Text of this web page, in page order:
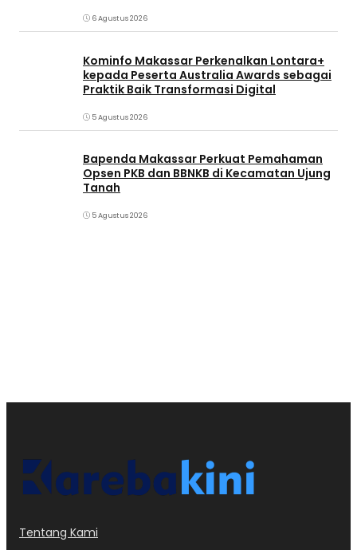
6 Agustus 2026
Kominfo Makassar Perkenalkan Lontara+
kepada Peserta Australia Awards sebagai
Praktik Baik Transformasi Digital
5 Agustus 2026
Bapenda Makassar Perkuat Pemahaman
Opsen PKB dan BBNKB di Kecamatan Ujung
Tanah‎
5 Agustus 2026
Tentang Kami